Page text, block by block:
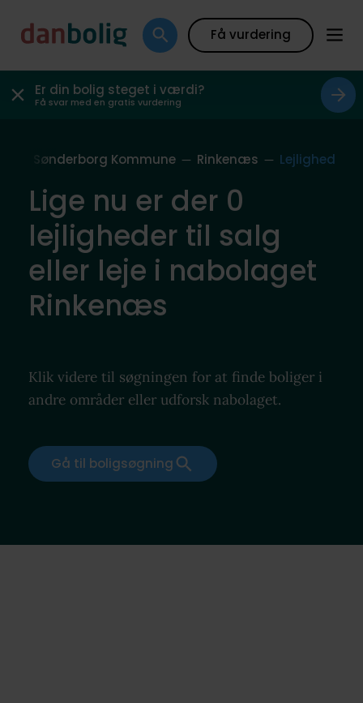
Få vurdering
Er din bolig steget i værdi?
Få svar med en gratis vurdering
Sønderborg Kommune Rinkenæs Lejlighed
Lige nu er der 0
lejligheder til salg
eller leje i nabolaget
Rinkenæs
Klik videre til søgningen for at finde boliger i
andre områder eller udforsk nabolaget.
Gå til boligsøgning